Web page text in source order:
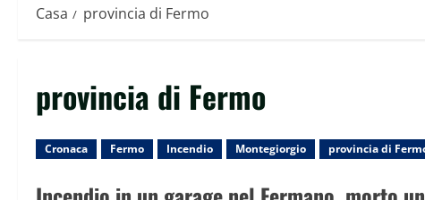
Casa provincia di Fermo
provincia di Fermo
Cronaca Fermo Incendio Montegiorgio provincia di